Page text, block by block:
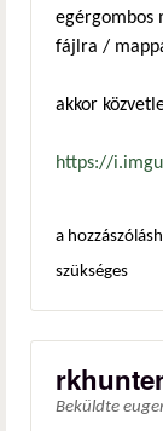
egérgombos
fájlra /
akkor
https://
a
szükséges
Beküldte